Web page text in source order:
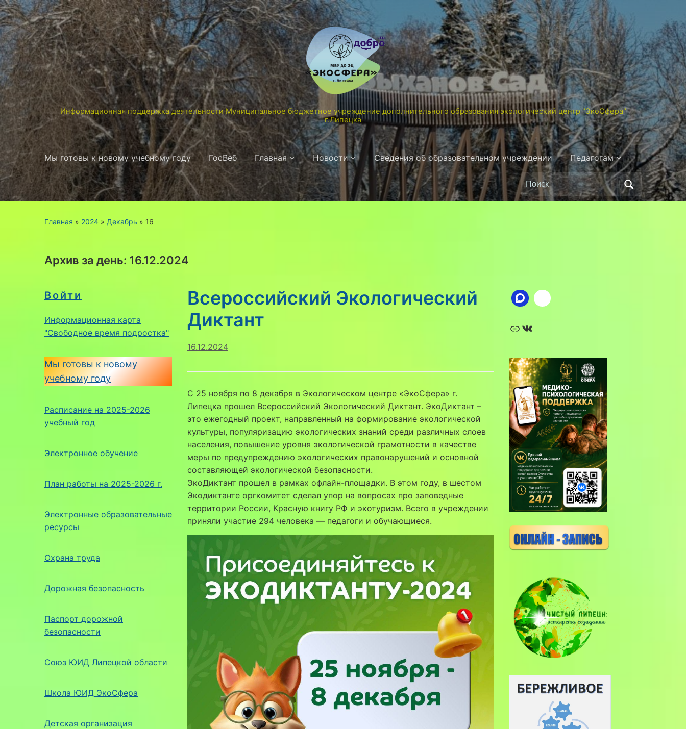
Информационная поддержка деятельности Муниципальное бюджетное учреждение дополнительного образования экологический центр "ЭкоСфера"
г.Липецка
Мы готовы к новому учебному году ГосВеб Главная Новости Сведения об образовательном учреждении Педагогам
Поиск
по:
Главная » 2024 » Декабрь » 16
Архив за день: 16.12.2024
Войти
Информационная карта
"Свободное время подростка"
Мы готовы к новому
учебному году
Расписание на 2025-2026
учебный год
Электронное обучение
План работы на 2025-2026 г.
Электронные образовательные
ресурсы
Охрана труда
Дорожная безопасность
Паспорт дорожной
безопасности
Союз ЮИД Липецкой области
Школа ЮИД ЭкоСфера
Детская организация
Всероссийский Экологический
Диктант
16.12.2024
С 25 ноября по 8 декабря в Экологическом центре «ЭкоСфера» г.
Липецка прошел Всероссийский Экологический Диктант. ЭкоДиктант –
это ежегодный проект, направленный на формирование экологической
культуры, популяризацию экологических знаний среди различных слоев
населения, повышение уровня экологической грамотности в качестве
меры по предупреждению экологических правонарушений и основной
составляющей экологической безопасности.
ЭкоДиктант прошел в рамках офлайн-площадки. В этом году, в шестом
Экодиктанте оргкомитет сделал упор на вопросах про заповедные
территории России, Красную книгу РФ и экотуризм. Всего в учреждении
приняли участие 294 человека — педагоги и обучающиеся.
Ссылка